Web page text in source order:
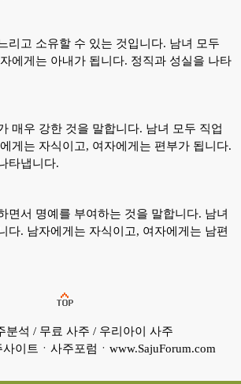
리고 소유할 수 있는 것입니다. 남녀 모두
에게는 아내가 됩니다. 정직과 성실을 나타
매우 강한 것을 말합니다. 남녀 모두 직업
게는 자식이고, 여자에게는 편부가 됩니다.
타냅니다.
면서 명예를 부여하는 것을 말합니다. 남녀
다. 남자에게는 자식이고, 여자에게는 남편
분석 / 무료 사주 / 우리아이 사주
이트ㆍ사주포럼ㆍwww.SajuForum.com